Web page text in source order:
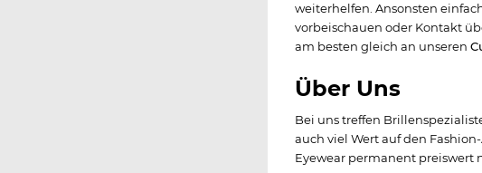
weiterhelfen. Ansonsten
vorbeischauen oder Kontakt
am besten gleich an unseren
Über Uns
Bei uns treffen
auch viel Wert auf den Fashion-
Eyewear permanent preiswert